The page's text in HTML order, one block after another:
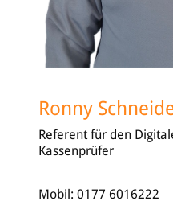
Ronny
Referent für den
Kassenprüfer
Mobil: 0177 6016222